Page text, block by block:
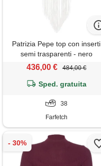
Patrizia Pepe top con inserti
semi trasparenti - nero
436,00 € 484,00 €
Sped. gratuita
38
Farfetch